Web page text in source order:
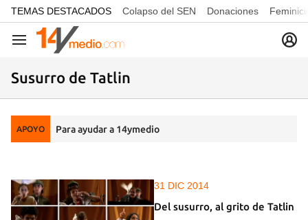
common.go-to-content
TEMAS DESTACADOS Colapso del SEN Donaciones
Navegación
Susurro de Tatlin
APOYO Para ayudar a 14ymedio
31 DIC 2014
Del susurro, al grito de Tatlin